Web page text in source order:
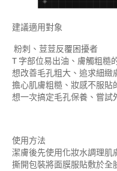
建議適用對象
粉刺、荳荳反覆困擾者
T 字部位易出油、膚觸粗糙
想改善毛孔粗大、追求細緻
擔心肌膚粗糙、妝感不服貼
想一次搞定毛孔保養、嘗試
使用方法
潔膚後先使用化妝水調理肌
撕開包裝將面膜服貼敷於全